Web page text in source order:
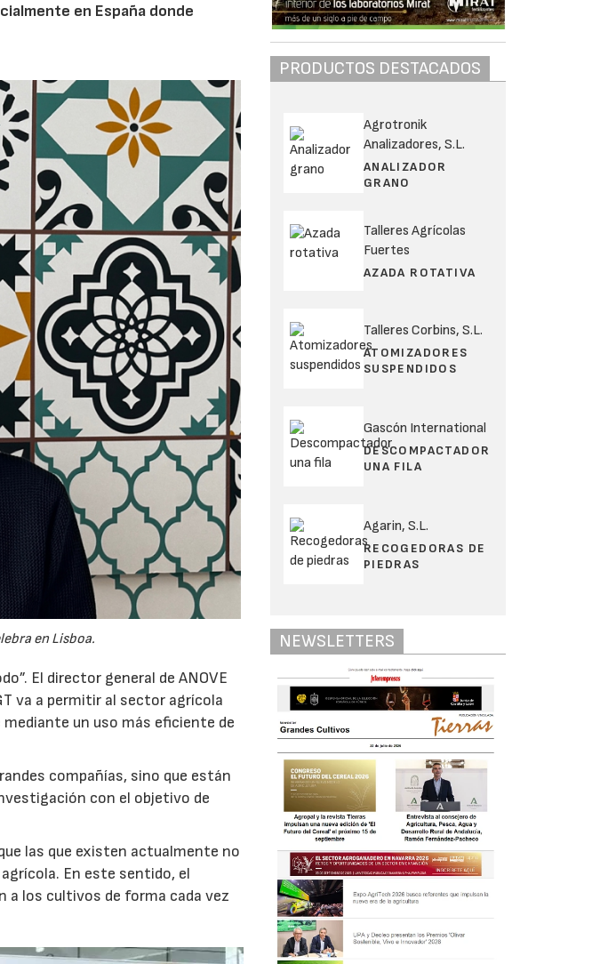
en España donde
en Lisboa.
El director general de ANOVE
va a permitir al sector agrícola
un uso más eficiente de
compañías, sino que están
con el objetivo de
las que existen actualmente no
En este sentido, el
a los cultivos de forma cada vez
PRODUCTOS DESTACADOS
Agrotronik
Analizadores, S.L.
ANALIZADOR
GRANO
Talleres Agrícolas
Fuertes
AZADA ROTATIVA
Talleres Corbins, S.L.
ATOMIZADORES
SUSPENDIDOS
Gascón International
DESCOMPACTADOR
UNA FILA
Agarin, S.L.
RECOGEDORAS DE
PIEDRAS
NEWSLETTERS